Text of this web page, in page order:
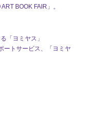
BOOK FAIR」。
「ヨミヤス」
ートサービス、「ヨミヤ